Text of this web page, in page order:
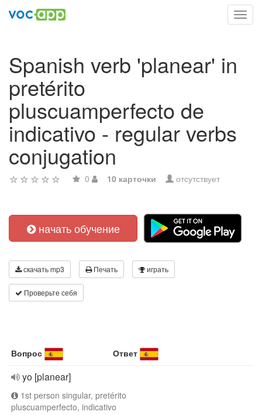
Spanish verb 'planear' in
pretérito
pluscuamperfecto de
indicativo - regular verbs
conjugation
0 10 карточки отсутствует
начать обучение
скачать mp3 Печать играть
Проверьте себя
Вопрос Ответ
yo [planear]
1st person singular, pretérito
pluscuamperfecto, indicativo